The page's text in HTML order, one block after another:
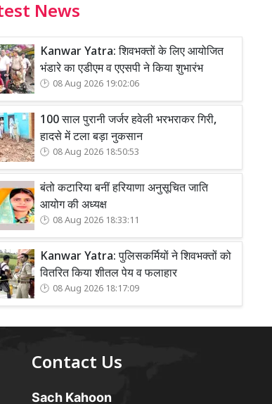
News
Kanwar Yatra: शिवभक्तों के लिए आयोजित
भंडारे का एडीएम व एएसपी ने किया शुभारंभ
08 Aug 2026 19:02:06
100 साल पुरानी जर्जर हवेली भरभराकर गिरी,
हादसे में टला बड़ा नुकसान
08 Aug 2026 18:50:53
बंतो कटारिया बनीं हरियाणा अनुसूचित जाति
आयोग की अध्यक्ष
08 Aug 2026 18:33:11
Kanwar Yatra: पुलिसकर्मियों ने शिवभक्तों को
वितरित किया शीतल पेय व फलाहार
08 Aug 2026 18:17:09
Contact Us
Sach Kahoon